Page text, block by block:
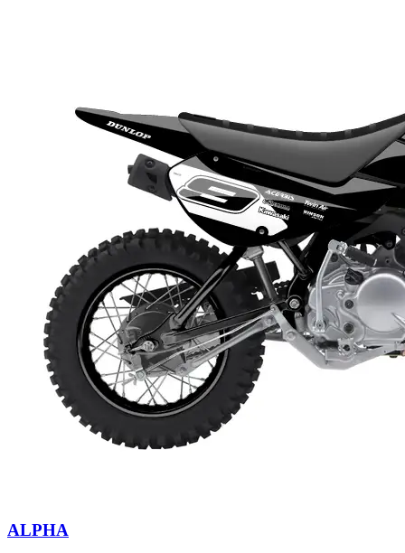
ALPHA